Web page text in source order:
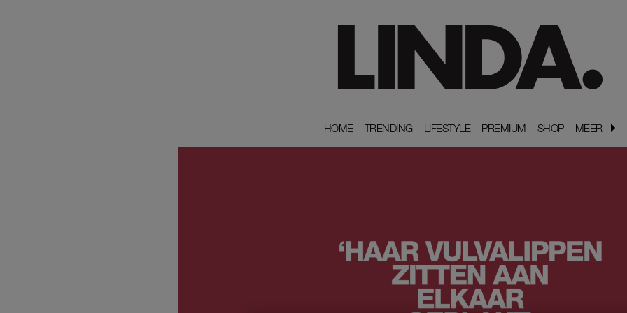
HOME
HOME TRENDING
TRENDING LIFESTYLE
LIFESTYLE PREMIUM
PREMIUM SHOP
SHOP MEER
MEER